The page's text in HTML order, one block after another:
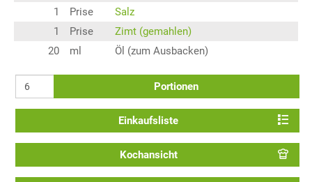
1
Prise
Salz
1
Prise
Zimt (gemahlen)
20
ml Öl (zum Ausbacken)
Portionen
Einkaufsliste
Kochansicht